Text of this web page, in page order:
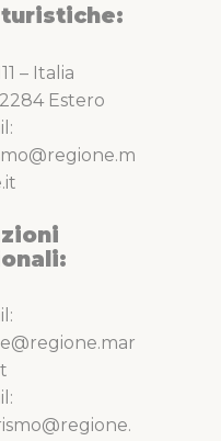
– Italia
Estero